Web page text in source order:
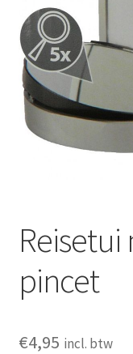
Wonen
Huishouden
Persoonlijke
Elektronica
Sport
Reisetui
pincet
€4,95 incl. btw